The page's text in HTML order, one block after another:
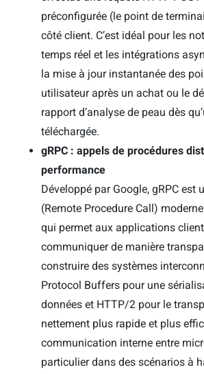
préconfigurée (le point de
côté client. C’est idéal pour les
temps réel et les intégrations
la mise à jour instantanée des
utilisateur après un achat ou le
rapport d’analyse de peau dès
téléchargée.
gRPC : appels de procédures
performance
Développé par Google, gRPC est
(Remote Procedure Call)
qui permet aux applications
communiquer de manière
construire des systèmes
Protocol Buffers pour une
données et HTTP/2 pour le
nettement plus rapide et plus
communication interne entre
particulier dans des scénarios à